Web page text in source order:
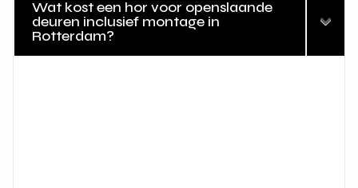
Wat kost een hor voor openslaande
deuren inclusief montage in
Rotterdam?